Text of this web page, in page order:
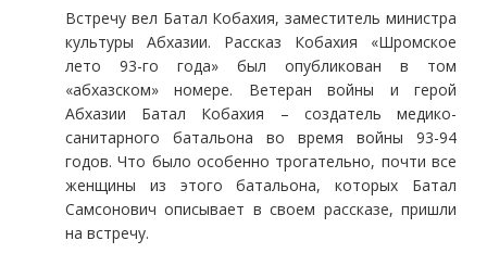
Встречу вел Батал Кобахия, заместитель министра
культуры Абхазии. Рассказ Кобахия «Шромское
лето 93-го года» был опубликован в том
«абхазском» номере. Ветеран войны и герой
Абхазии Батал Кобахия – создатель медико-
санитарного батальона во время войны 93-94
годов. Что было особенно трогательно, почти все
женщины из этого батальона, которых Батал
Самсонович описывает в своем рассказе, пришли
на встречу.